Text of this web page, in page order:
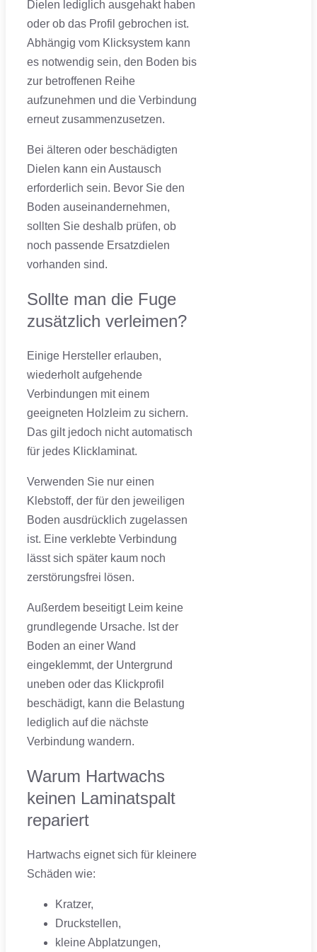
Dielen lediglich ausgehakt haben
oder ob das Profil gebrochen ist.
Abhängig vom Klicksystem kann
es notwendig sein, den Boden bis
zur betroffenen Reihe
aufzunehmen und die Verbindung
erneut zusammenzusetzen.
Bei älteren oder beschädigten
Dielen kann ein Austausch
erforderlich sein. Bevor Sie den
Boden auseinandernehmen,
sollten Sie deshalb prüfen, ob
noch passende Ersatzdielen
vorhanden sind.
Sollte man die Fuge
zusätzlich verleimen?
Einige Hersteller erlauben,
wiederholt aufgehende
Verbindungen mit einem
geeigneten Holzleim zu sichern.
Das gilt jedoch nicht automatisch
für jedes Klicklaminat.
Verwenden Sie nur einen
Klebstoff, der für den jeweiligen
Boden ausdrücklich zugelassen
ist. Eine verklebte Verbindung
lässt sich später kaum noch
zerstörungsfrei lösen.
Außerdem beseitigt Leim keine
grundlegende Ursache. Ist der
Boden an einer Wand
eingeklemmt, der Untergrund
uneben oder das Klickprofil
beschädigt, kann die Belastung
lediglich auf die nächste
Verbindung wandern.
Warum Hartwachs
keinen Laminatspalt
repariert
Hartwachs eignet sich für kleinere
Schäden wie:
Kratzer,
Druckstellen,
kleine Abplatzungen,